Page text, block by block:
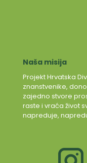
Naša misija
Projekt Hrvatska
znanstvenike,
zajedno stvore
raste i vraća život
napreduje,